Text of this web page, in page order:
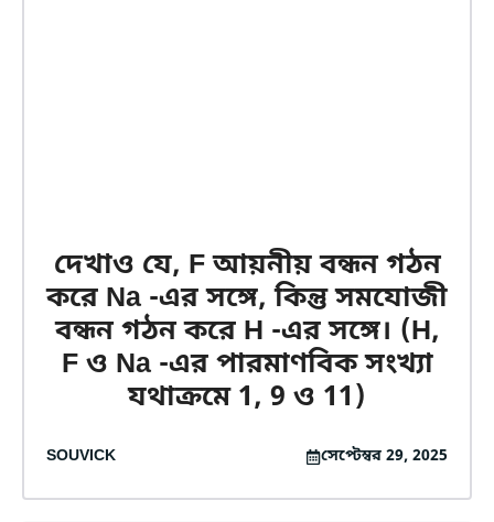
দেখাও যে, F আয়নীয় বন্ধন গঠন
করে Na -এর সঙ্গে, কিন্তু সমযোজী
বন্ধন গঠন করে H -এর সঙ্গে। (H,
F ও Na -এর পারমাণবিক সংখ্যা
যথাক্রমে 1, 9 ও 11)
SOUVICK সেপ্টেম্বর 29, 2025